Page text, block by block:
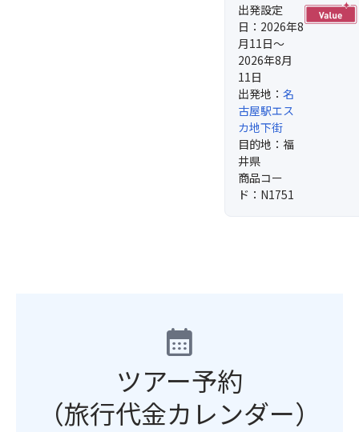
出発設定
日：2026年8
月11日～
2026年8月
11日
出発地： 名
古屋駅エス
カ地下街
目的地：福
井県
商品コー
ド：N1751
calendar_month
ツアー予約
（旅行代金カレンダー）